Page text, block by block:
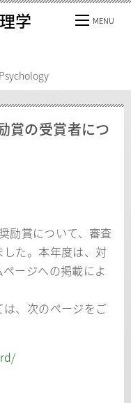
学
賞の受賞者につ
励賞について、審査
た。本年度は、対
ージへの掲載によ
、次のページをご